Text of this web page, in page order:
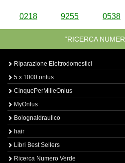
0218 9255 0538
“RICERCA
Riparazione Elettrodomestici
5 x 1000 onlus
CinquePerMilleOnlus
MyOnlus
BolognaIdraulico
hair
Libri Best Sellers
Ricerca Numero Verde